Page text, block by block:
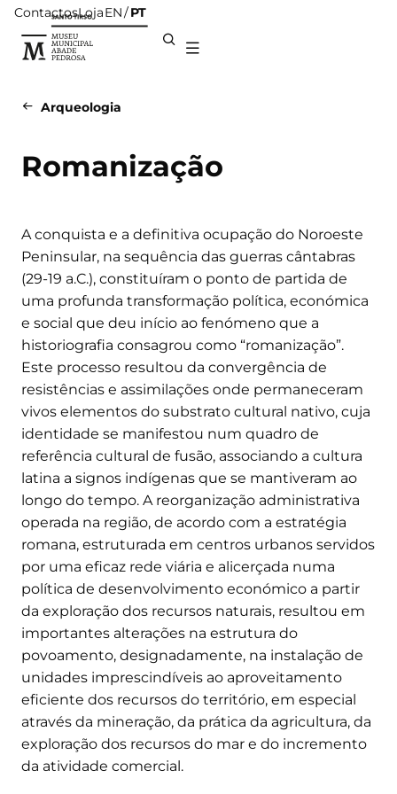
ContactosLojaEN PT
Arqueologia
Romanização
A conquista e a definitiva ocupação do Noroeste
Peninsular, na sequência das guerras cântabras
(29-19 a.C.), constituíram o ponto de partida de
uma profunda transformação política, económica
e social que deu início ao fenómeno que a
historiografia consagrou como “romanização”.
Este processo resultou da convergência de
resistências e assimilações onde permaneceram
vivos elementos do substrato cultural nativo, cuja
identidade se manifestou num quadro de
referência cultural de fusão, associando a cultura
latina a signos indígenas que se mantiveram ao
longo do tempo. A reorganização administrativa
operada na região, de acordo com a estratégia
romana, estruturada em centros urbanos servidos
por uma eficaz rede viária e alicerçada numa
política de desenvolvimento económico a partir
da exploração dos recursos naturais, resultou em
importantes alterações na estrutura do
povoamento, designadamente, na instalação de
unidades imprescindíveis ao aproveitamento
eficiente dos recursos do território, em especial
através da mineração, da prática da agricultura, da
exploração dos recursos do mar e do incremento
da atividade comercial.